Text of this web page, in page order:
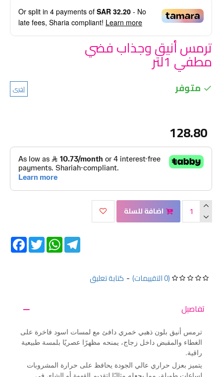
Or split in 4 payments of SAR 32.20 - No
late fees, Sharia compliant! Learn more
ترمس أنيق وجذاب فضي
مطفي 1لتر
متوفر اخرى
(0 التقييمات) - كتابة تعليق
128.80
اضافة للسلة
Twitter
WhatsAppTelegram
تفاصيل
ترمس أنيق بلون ذهبي خمري دافئ مع لمسات اسود فاخرة على
الغطاء والمقبض داخل زجاج، يمنحه مظهرًا عصريًا بلمسة طبيعية
راقية.
يتميز بعزل حراري عالي الجودة يحافظ على حرارة المشروبات
لساعات طويلة، مما يجعله مثاليًا لتقديم القهوة أو الشاي في